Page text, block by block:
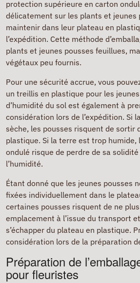
protection supérieure en carton
délicatement sur les plants et jeunes
maintenir dans leur plateau en
l’expédition. Cette méthode
plants et jeunes pousses feuillues,
végétaux peu fournis.
Pour une sécurité accrue, vous
un treillis en plastique pour les
d’humidité du sol est également à
considération lors de l’expédition. Si
sèche, les pousses risquent de sortir
plastique. Si la terre est trop humide,
ondulé risque de perdre de sa
l’humidité.
Étant donné que les jeunes pousses
fixées individuellement dans le
certaines pousses risquent de ne
emplacement à l’issue du transport
s’échapper du plateau en plastique.
considération lors de la préparation
Préparation de
pour fleuristes